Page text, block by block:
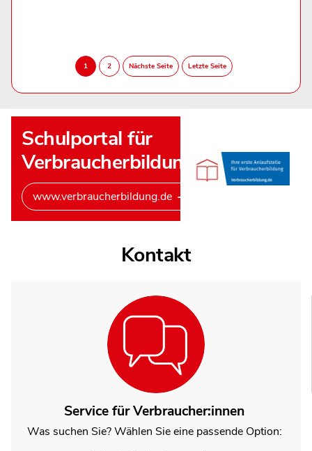
Schulportal für
Verbraucherbildung
www.verbraucherbildung.de
Kontakt
Service für Verbraucher:innen
Was suchen Sie? Wählen Sie eine passende Option: